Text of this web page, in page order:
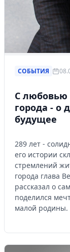
СОБЫТИЯ
С любовью
города - о
будущее
289 лет -
его истории
стремлений
города глава
рассказал о
поделился
малой родины.